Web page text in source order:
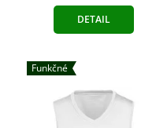
DETAIL
Funkčné